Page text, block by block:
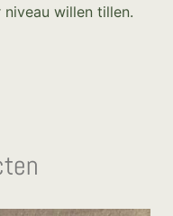
willen tillen.